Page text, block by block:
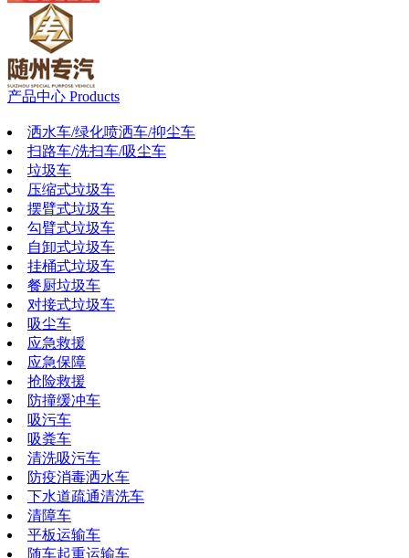
产品中心 Products
洒水车/绿化喷洒车/抑尘车
扫路车/洗扫车/吸尘车
垃圾车
压缩式垃圾车
摆臂式垃圾车
勾臂式垃圾车
自卸式垃圾车
挂桶式垃圾车
餐厨垃圾车
对接式垃圾车
吸尘车
应急救援
应急保障
抢险救援
防撞缓冲车
吸污车
吸粪车
清洗吸污车
防疫消毒洒水车
下水道疏通清洗车
清障车
平板运输车
随车起重运输车